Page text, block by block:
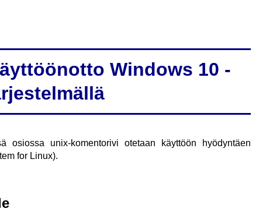
Windows 10 -
osiossa unix-komentorivi otetaan käyttöön hyödyntäen
for Linux).